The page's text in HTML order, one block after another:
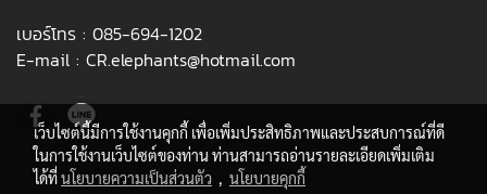
เบอร์โทร : 085-694-1202
E-mail : CR.elephants@hotmail.com
เว็บไซต์นี้มีการใช้งานคุกกี้ เพื่อเพิ่มประสิทธิภาพและประสบการณ์ที่ดี
ในการใช้งานเว็บไซต์ของท่าน ท่านสามารถอ่านรายละเอียดเพิ่มเติม
ได้ที่นโยบายความเป็นส่วนตัว , นโยบายคุกกี้